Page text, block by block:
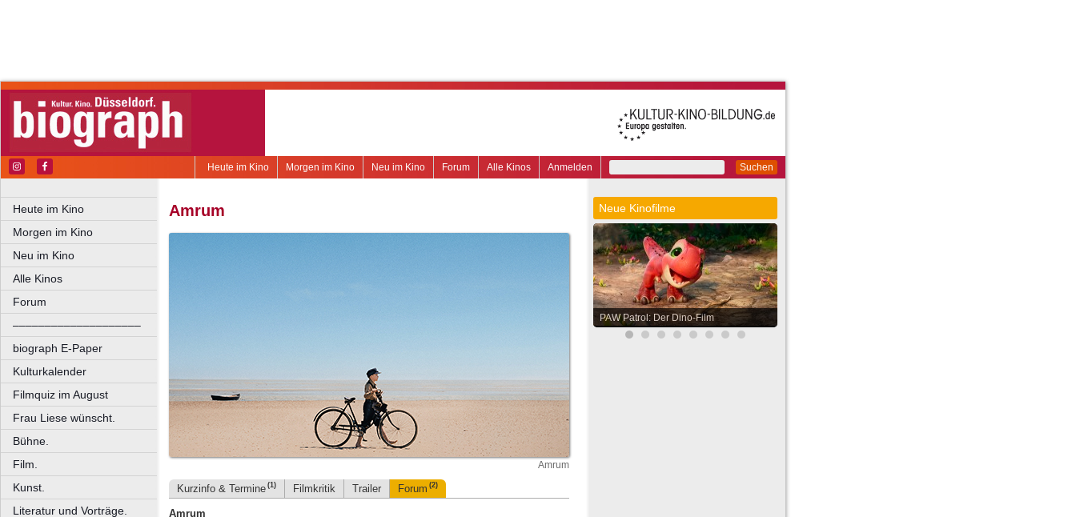
Suchen
Anmelden
Alle Kinos
Forum
Neu im Kino
Morgen im Kino
Heute im Kino
Heute im Kino
Morgen im Kino
Neu im Kino
Alle Kinos
Forum
––––––––––––––––––––
biograph E-Paper
Kulturkalender
Filmquiz im August
Frau Liese wünscht.
Bühne.
Film.
Kunst.
Literatur und Vorträge.
Amrum
Amrum
Kurzinfo & Termine (1) Filmkritik Trailer Forum (2)
Amrum
Neue Kinofilme
PAW Patrol: Der Dino-Film